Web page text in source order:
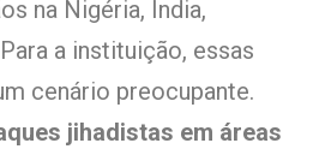
na Nigéria, Índia,
a instituição, essas
cenário preocupante.
jihadistas em áreas